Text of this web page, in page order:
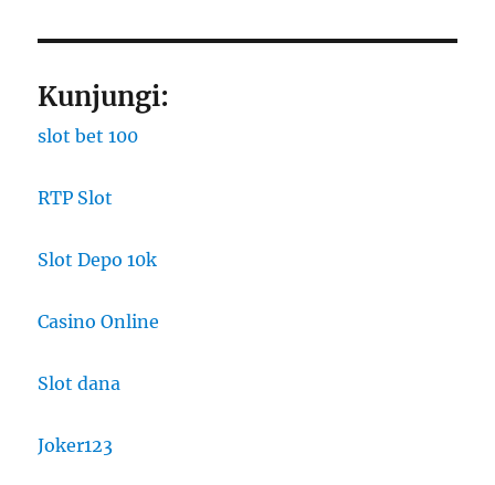
Kunjungi:
slot bet 100
RTP Slot
Slot Depo 10k
Casino Online
Slot dana
Joker123